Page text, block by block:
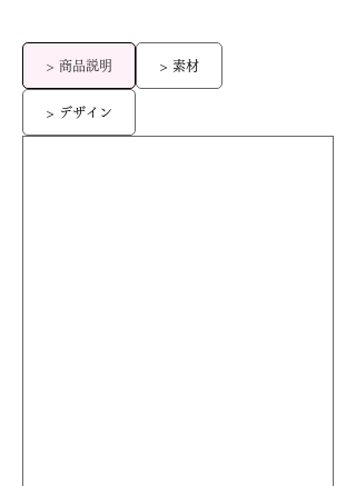
> 商品説明 > 素材
> デザイン